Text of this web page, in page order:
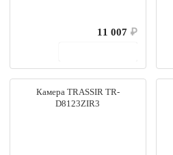
11 007 ₽
Камера TRASSIR TR-
D8123ZIR3